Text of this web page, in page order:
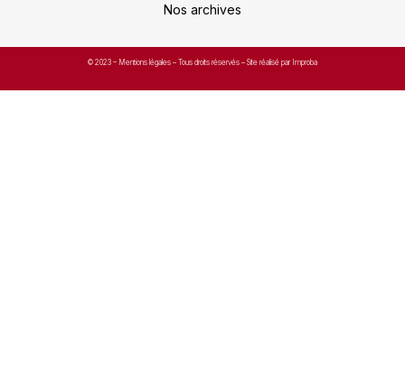
Nos archives
© 2023 – Mentions légales – Tous droits réservés – Site réalisé par Improba